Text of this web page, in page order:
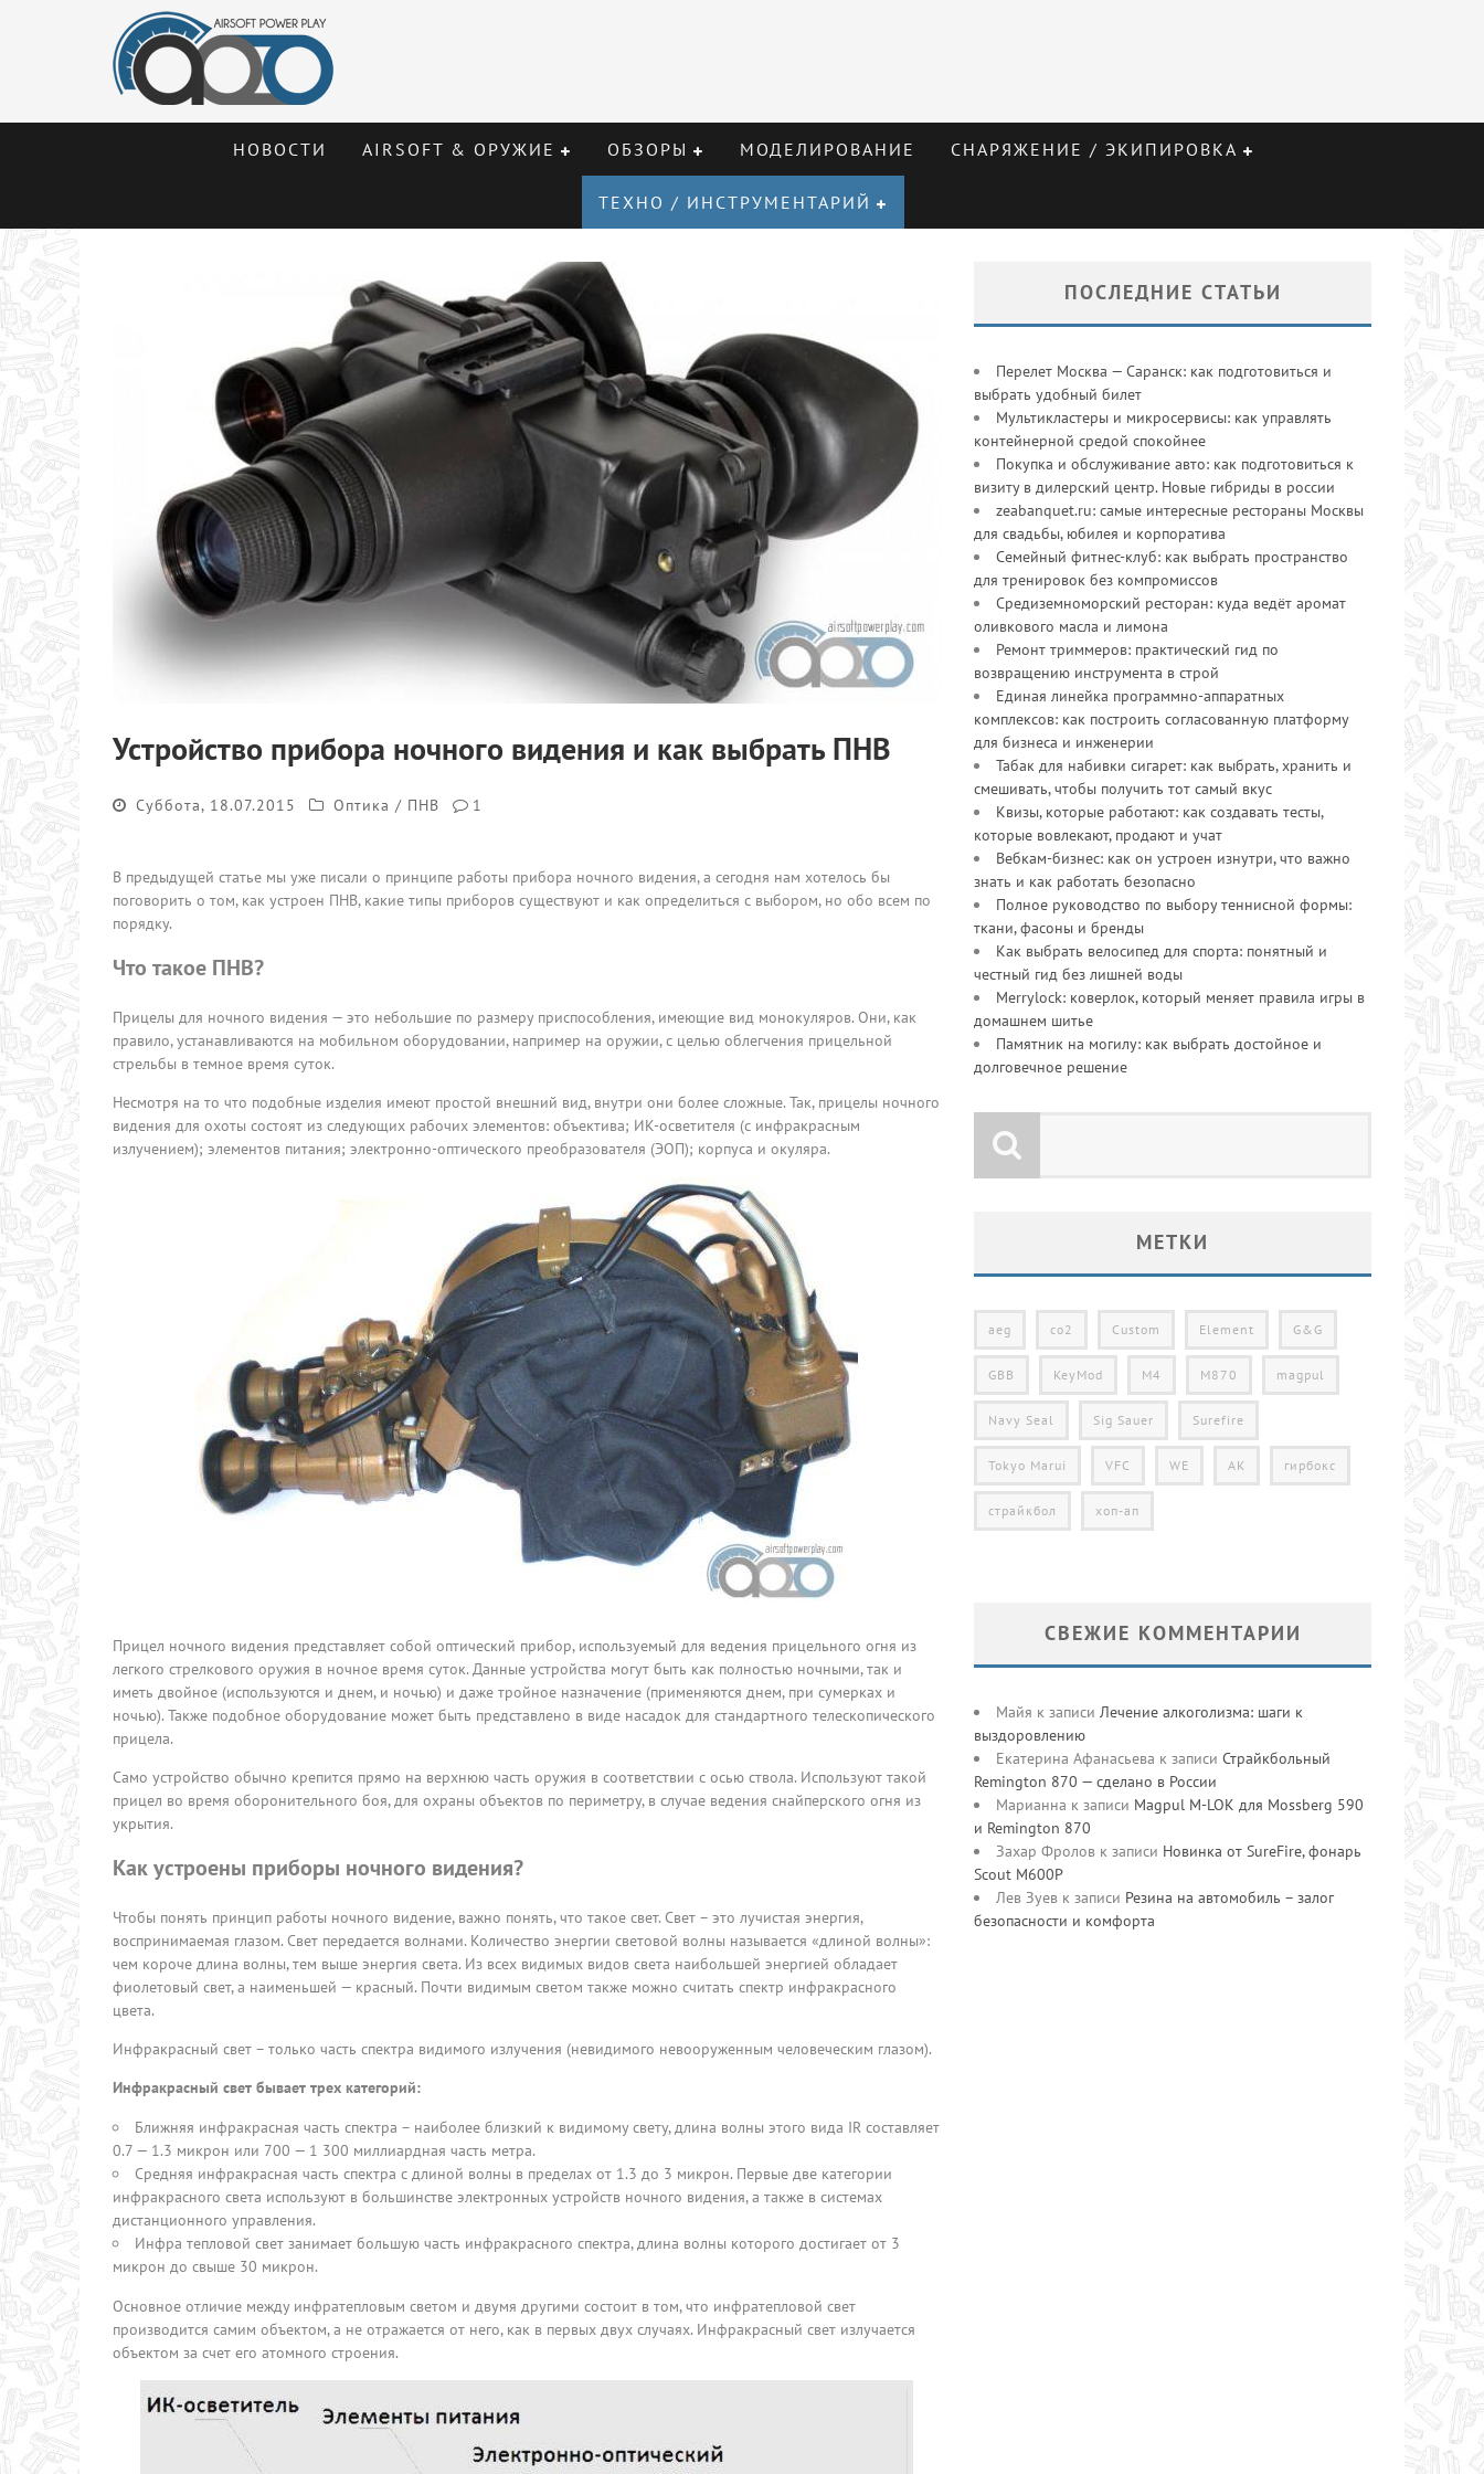
НОВОСТИ AIRSOFT & ОРУЖИЕ ОБЗОРЫ МОДЕЛИРОВАНИЕ СНАРЯЖЕНИЕ / ЭКИПИРОВКА
ТЕХНО / ИНСТРУМЕНТАРИЙ
Устройство прибора ночного видения и как выбрать ПНВ
Суббота, 18.07.2015 Оптика / ПНВ 1
В предыдущей статье мы уже писали о принципе работы прибора ночного видения, а сегодня нам хотелось бы
поговорить о том, как устроен ПНВ, какие типы приборов существуют и как определиться с выбором, но обо всем по
порядку.
Что такое ПНВ?
Прицелы для ночного видения — это небольшие по размеру приспособления, имеющие вид монокуляров. Они, как
правило, устанавливаются на мобильном оборудовании, например на оружии, с целью облегчения прицельной
стрельбы в темное время суток.
Несмотря на то что подобные изделия имеют простой внешний вид, внутри они более сложные. Так, прицелы ночного
видения для охоты состоят из следующих рабочих элементов: объектива; ИК-осветителя (с инфракрасным
излучением); элементов питания; электронно-оптического преобразователя (ЭОП); корпуса и окуляра.
Прицел ночного видения представляет собой оптический прибор, используемый для ведения прицельного огня из
легкого стрелкового оружия в ночное время суток. Данные устройства могут быть как полностью ночными, так и
иметь двойное (используются и днем, и ночью) и даже тройное назначение (применяются днем, при сумерках и
ночью). Также подобное оборудование может быть представлено в виде насадок для стандартного телескопического
прицела.
Само устройство обычно крепится прямо на верхнюю часть оружия в соответствии с осью ствола. Используют такой
прицел во время оборонительного боя, для охраны объектов по периметру, в случае ведения снайперского огня из
укрытия.
Как устроены приборы ночного видения?
Чтобы понять принцип работы ночного видение, важно понять, что такое свет. Свет – это лучистая энергия,
воспринимаемая глазом. Свет передается волнами. Количество энергии световой волны называется «длиной волны»:
чем короче длина волны, тем выше энергия света. Из всех видимых видов света наибольшей энергией обладает
фиолетовый свет, а наименьшей — красный. Почти видимым светом также можно считать спектр инфракрасного
цвета.
Инфракрасный свет – только часть спектра видимого излучения (невидимого невооруженным человеческим глазом).
Инфракрасный свет бывает трех категорий:
Ближняя инфракрасная часть спектра – наиболее близкий к видимому свету, длина волны этого вида IR составляет
0.7 — 1.3 микрон или 700 — 1 300 миллиардная часть метра.
Средняя инфракрасная часть спектра с длиной волны в пределах от 1.3 до 3 микрон. Первые две категории
инфракрасного света используют в большинстве электронных устройств ночного видения, а также в системах
дистанционного управления.
Инфра тепловой свет занимает большую часть инфракрасного спектра, длина волны которого достигает от 3
микрон до свыше 30 микрон.
Основное отличие между инфратепловым светом и двумя другими состоит в том, что инфратепловой свет
производится самим объектом, а не отражается от него, как в первых двух случаях. Инфракрасный свет излучается
объектом за счет его атомного строения.
ПОСЛЕДНИЕ СТАТЬИ
Перелет Москва — Саранск: как подготовиться и
выбрать удобный билет
Мультикластеры и микросервисы: как управлять
контейнерной средой спокойнее
Покупка и обслуживание авто: как подготовиться к
визиту в дилерский центр. Новые гибриды в россии
zeabanquet.ru: самые интересные рестораны Москвы
для свадьбы, юбилея и корпоратива
Семейный фитнес-клуб: как выбрать пространство
для тренировок без компромиссов
Средиземноморский ресторан: куда ведёт аромат
оливкового масла и лимона
Ремонт триммеров: практический гид по
возвращению инструмента в строй
Единая линейка программно-аппаратных
комплексов: как построить согласованную платформу
для бизнеса и инженерии
Табак для набивки сигарет: как выбрать, хранить и
смешивать, чтобы получить тот самый вкус
Квизы, которые работают: как создавать тесты,
которые вовлекают, продают и учат
Вебкам-бизнес: как он устроен изнутри, что важно
знать и как работать безопасно
Полное руководство по выбору теннисной формы:
ткани, фасоны и бренды
Как выбрать велосипед для спорта: понятный и
честный гид без лишней воды
Merrylock: коверлок, который меняет правила игры в
домашнем шитье
Памятник на могилу: как выбрать достойное и
долговечное решение
МЕТКИ
aeg co2 Custom Element G&G
GBB KeyMod M4 M870 magpul
Navy Seal Sig Sauer Surefire
Tokyo Marui VFC WE АК гирбокс
страйкбол хоп-ап
СВЕЖИЕ КОММЕНТАРИИ
Майя к записи Лечение алкоголизма: шаги к
выздоровлению
Екатерина Афанасьева к записи Страйкбольный
Remington 870 — сделано в России
Марианна к записи Magpul M-LOK для Mossberg 590
и Remington 870
Захар Фролов к записи Новинка от SureFire, фонарь
Scout M600P
Лев Зуев к записи Резина на автомобиль – залог
безопасности и комфорта